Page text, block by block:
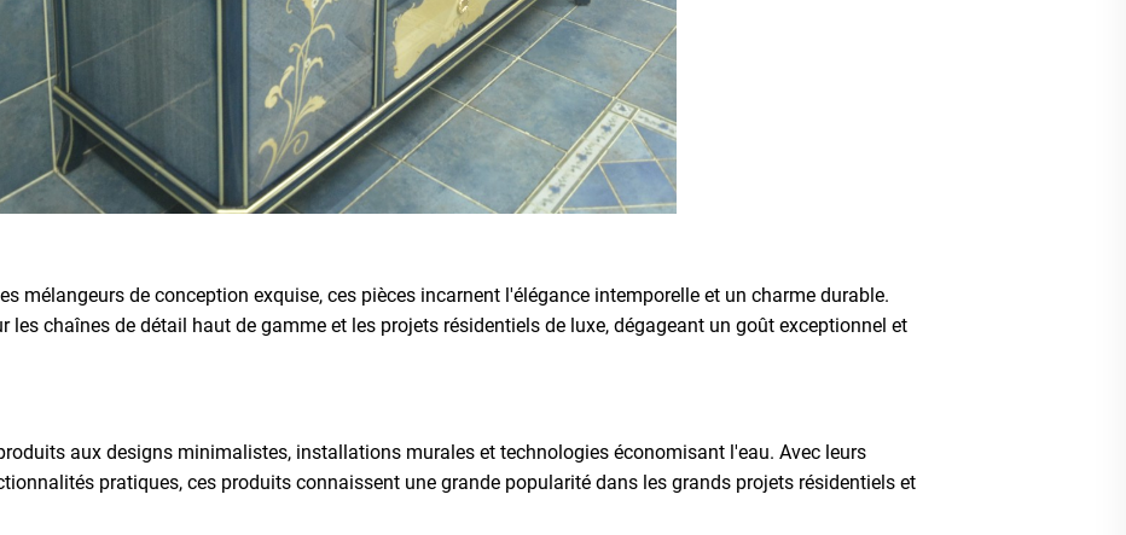
mélangeurs de conception exquise, ces pièces incarnent l'élégance intemporelle et un charme durable.
les chaînes de détail haut de gamme et les projets résidentiels de luxe, dégageant un goût exceptionnel et
aux designs minimalistes, installations murales et technologies économisant l'eau. Avec leurs
pratiques, ces produits connaissent une grande popularité dans les grands projets résidentiels et